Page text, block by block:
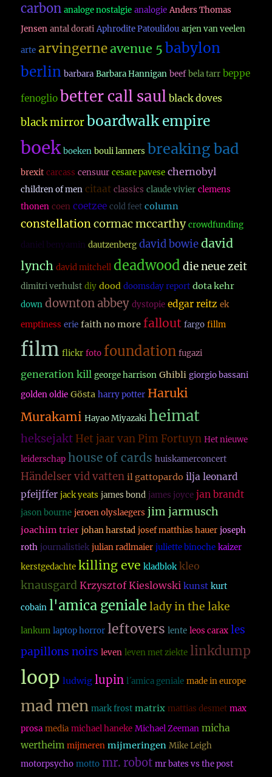
carbon analoge nostalgie analogie Anders Thomas
Jensen antal dorati Aphrodite Patoulidou arjen van veelen
arte arvingerne avenue 5 babylon
berlin barbara Barbara Hannigan beef bela tarr beppe
fenoglio better call saul black doves
black mirror boardwalk empire
boek boeken bouli lanners breaking bad
brexit carcass censuur cesare pavese chernobyl
children of men citaat classics claude vivier clemens
thonen coen coetzee cold feet column
constellationcormac mccarthy crowdfunding
daniel benyamin dautzenberg david bowie david
lynch david mitchell deadwood die neue zeit
dimitri verhulst diy dood doomsday report dota kehr
down downton abbey dystopie edgar reitz ek
emptiness erie faith no more fallout fargo fillm
film flickr foto foundation fugazi
generation kill george harrison Ghibli giorgio bassani
golden oldie Gösta harry potter Haruki
Murakami Hayao Miyazaki heimat
heksejakt Het jaar van Pim Fortuyn Het nieuwe
leiderschap house of cards huiskamerconcert
Händelser vid vatten il gattopardo ilja leonard
pfeijffer jack yeats james bond james joyce jan brandt
jason bourne jeroen olyslaegers jim jarmusch
joachim trier johan harstad josef matthias hauer joseph
roth journalistiek julian radlmaier juliette binoche kaizer
kerstgedachte killing eve kladblok kleo
knausgard Krzysztof Kieslowski kunst kurt
cobain l'amica geniale lady in the lake
lankum laptop horror leftovers lente leos carax les
papillons noirs leven leven met ziekte linkdump
loop ludwig lupin l´amica geniale made in europe
mad men mark frost matrix mattias desmet max
prosa media michael haneke Michael Zeeman micha
wertheim mijmeren mijmeringen Mike Leigh
motorpsycho motto mr. robot mr bates vs the post